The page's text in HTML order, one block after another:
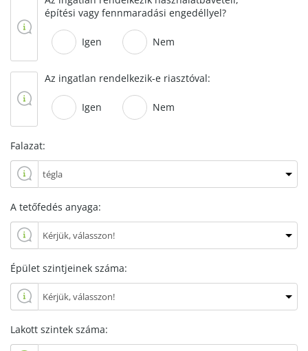
építési vagy fennmaradási engedéllyel?
Igen Nem
Az ingatlan rendelkezik-e riasztóval:
Igen Nem
Falazat:
A tetőfedés anyaga:
Épület szintjeinek száma:
Lakott szintek száma: